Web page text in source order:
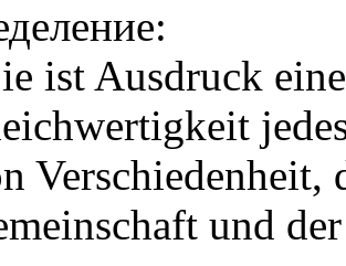
ist Ausdruck
Verschiedenheit,
und